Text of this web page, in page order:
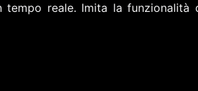
reale. Imita la funzionalità